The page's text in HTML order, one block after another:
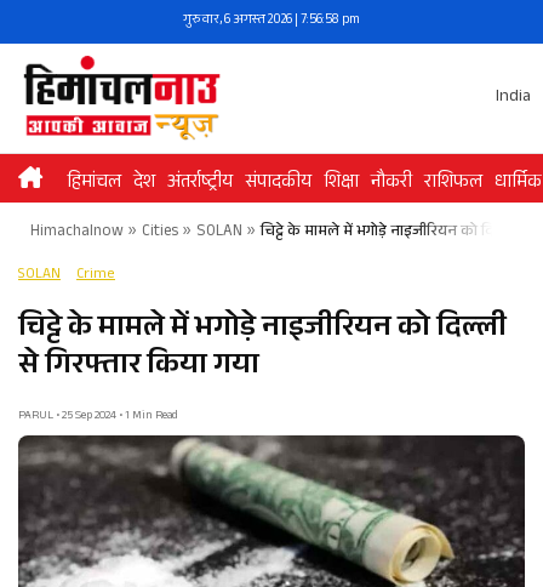
to
content
गुरुवार, 6 अगस्त 2026 | 7:56:58 pm
India
हिमांचल देश अंतर्राष्ट्रीय संपादकीय शिक्षा नौकरी राशिफल धार्मिक
Himachalnow» Cities» SOLAN » चिट्टे के मामले में भगोड़े नाइजीरियन को दिल्ली से
SOLAN Crime
चिट्टे के मामले में भगोड़े नाइजीरियन को दिल्ली
से गिरफ्तार किया गया
PARUL • 25 Sep 2024 • 1 Min Read